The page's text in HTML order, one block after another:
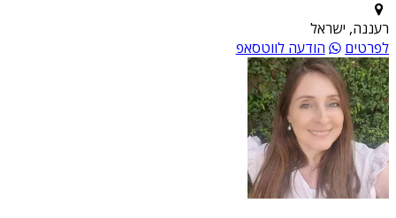
רעננה, ישראל
לפרטים
הודעה לווטסאפ